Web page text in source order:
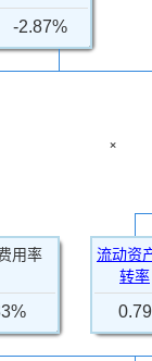
-2.87%
×
用率
流动资
转率
0.79